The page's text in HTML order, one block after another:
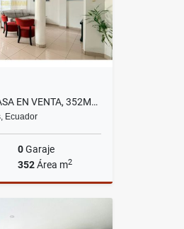
LA GARZOTA, CASA EN VENTA, 352M2, 7 HABITACIONES
Ecuador
0Garaje
352Área m2
US$165,000